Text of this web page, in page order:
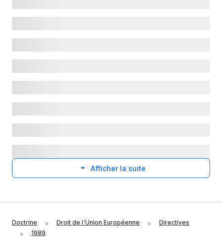
Afficher la suite
Doctrine Droit de l'Union Européenne
Directives
1989